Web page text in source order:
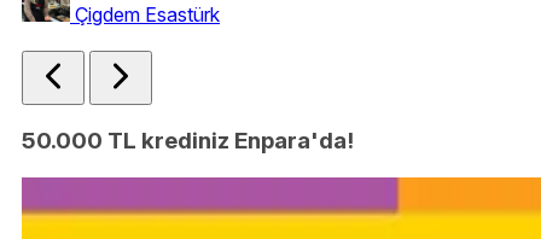
Çigdem Esastürk
50.000 TL krediniz Enpara'da!